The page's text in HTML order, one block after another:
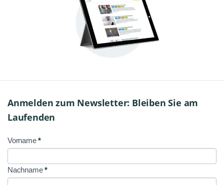
Anmelden zum Newsletter: Bleiben Sie am
Laufenden
NL
Signup
Vorname*
Nachname*